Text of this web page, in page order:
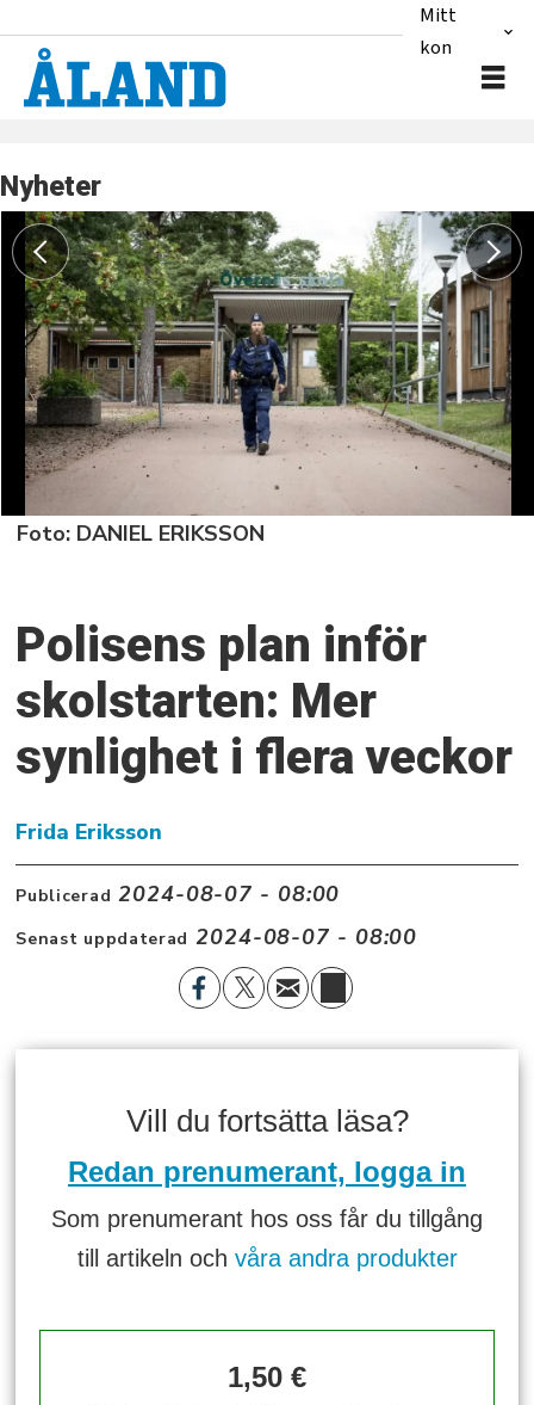
Mitt
konto
Nyheter
Foto: DANIEL ERIKSSON
Polisens plan inför
skolstarten: Mer
synlighet i flera veckor
Frida Eriksson
Publicerad 2024-08-07 - 08:00
Senast uppdaterad 2024-08-07 - 08:00
Vill du fortsätta läsa?
Redan prenumerant, logga in
Som prenumerant hos oss får du tillgång
till artikeln och våra andra produkter
1,50 €